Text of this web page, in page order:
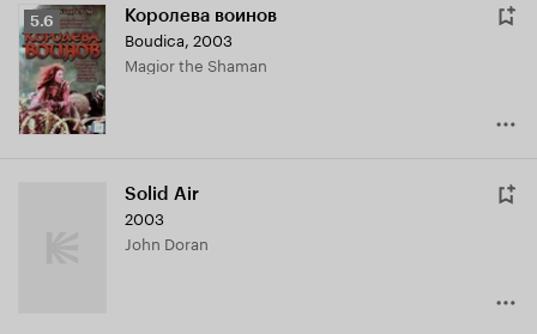
Рейтинг
Кинопоиска
5.6
5.6 Королева воинов
Boudica, 2003
Magior the Shaman
Solid Air
2003
John Doran